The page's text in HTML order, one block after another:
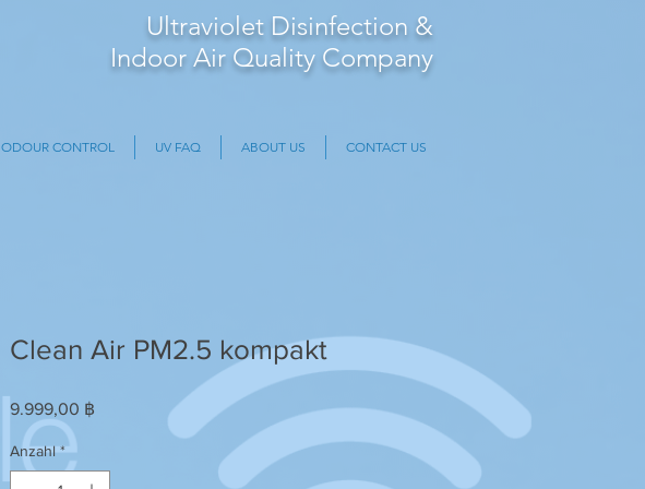
Ultraviolet Disinfection &
Indoor Air Quality Company
ODOUR CONTROL UV FAQ ABOUT US CONTACT US
Clean Air PM2.5 kompakt
9.999,00 ฿
Anzahl *